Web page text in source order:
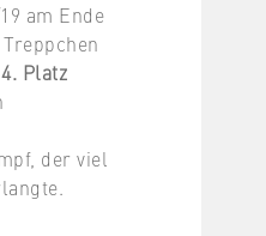
am Ende
4. Platz
der viel